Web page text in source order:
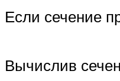
Если сечение
Вычислив